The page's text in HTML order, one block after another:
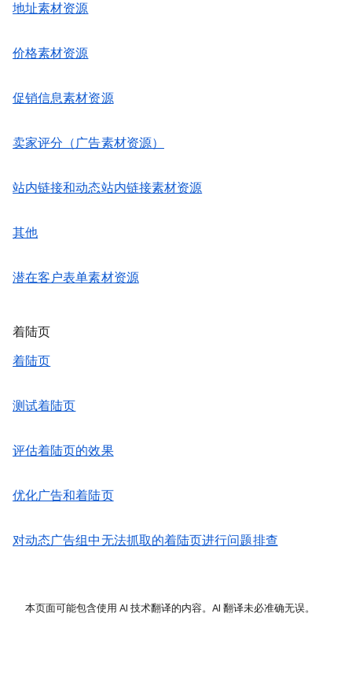
地址素材资源
价格素材资源
促销信息素材资源
卖家评分（广告素材资源）
站内链接和动态站内链接素材资源
其他
潜在客户表单素材资源
着陆页
着陆页
测试着陆页
评估着陆页的效果
优化广告和着陆页
对动态广告组中无法抓取的着陆页进行问题排查
本页面可能包含使用 AI 技术翻译的内容。AI 翻译未必准确无误。